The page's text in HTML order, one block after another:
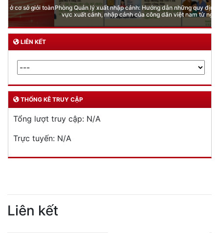
Phòng Quản lý xuất nhập cảnh: Hướng dẫn những quy định mới trong lĩnh
vực xuất cảnh, nhập cảnh của công dân việt nam từ ngày 01/7/2026
LIÊN KẾT
THỐNG KÊ TRUY CẬP
Tổng lượt truy cập: N/A
Trực tuyến: N/A
Liên kết